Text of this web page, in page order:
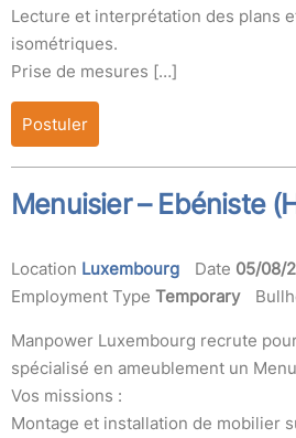
Lecture et interprétation des plans
isométriques.
Prise de mesures […]
Postuler
Menuisier – Ebéniste
Location Luxembourg Date 05/08/
Employment Type Temporary
Manpower Luxembourg recrute
spécialisé en ameublement un
Vos missions :
Montage et installation de mobilier